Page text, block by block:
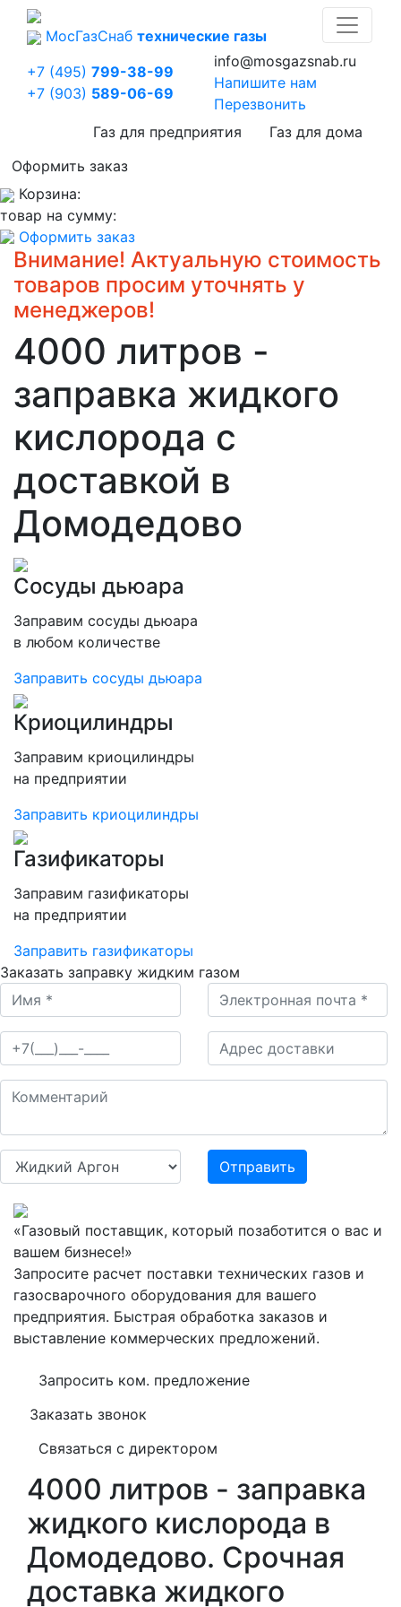
МосГазСнаб технические газы
+7 (495) 799-38-99
+7 (903) 589-06-69
info@mosgazsnab.ru
Напишите нам
Перезвонить
Газ для предприятия
Газ для дома
Оформить заказ
Корзина:
товар на сумму:
Оформить заказ
Внимание! Актуальную стоимость
товаров просим уточнять у
менеджеров!
4000 литров -
заправка жидкого
кислорода с
доставкой в
Домодедово
Сосуды дьюара
Заправим сосуды дьюара
в любом количестве
Заправить сосуды дьюара
Криоцилиндры
Заправим криоцилиндры
на предприятии
Заправить криоцилиндры
Газификаторы
Заправим газификаторы
на предприятии
Заправить газификаторы
Заказать заправку жидким газом
Отправить
«Газовый поставщик, который позаботится о вас и
вашем бизнесе!»
Запросите расчет поставки технических газов и
газосварочного оборудования для вашего
предприятия. Быстрая обработка заказов и
выставление коммерческих предложений.
Запросить ком. предложение
Заказать звонок
Связаться с директором
4000 литров - заправка
жидкого кислорода в
Домодедово. Срочная
доставка жидкого